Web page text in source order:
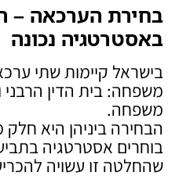
בחירת הערכאה –
באסטרטגיה נכונה
בישראל קיימות שתי
משפחה: בית הדין הרבני
משפחה.
הבחירה ביניהן היא
בוחרים אסטרטגיה
שהחלטה זו עשויה